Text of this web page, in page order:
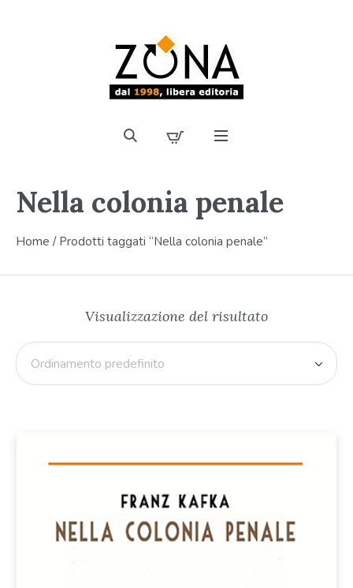
Nella colonia penale
Home / Prodotti taggati “Nella colonia penale”
Visualizzazione del risultato